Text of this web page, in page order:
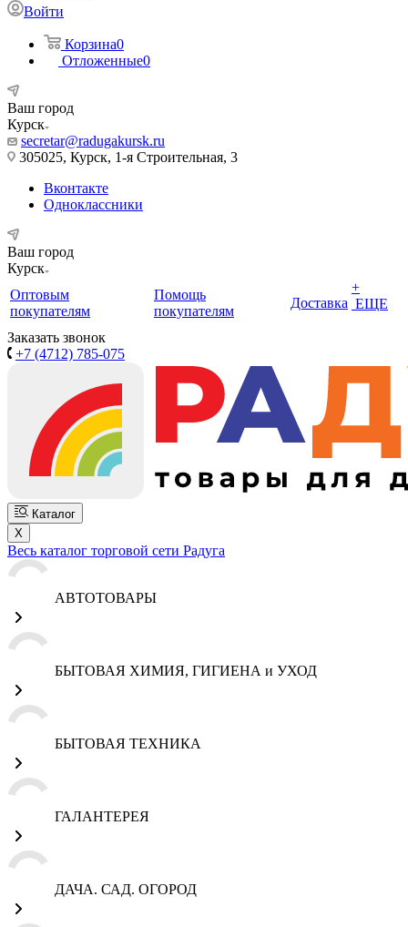
Войти
Корзина0
Отложенные0
Ваш город
Курск
secretar@radugakursk.ru
305025, Курск, 1-я Строительная, 3
Вконтакте
Одноклассники
Ваш город
Курск
Оптовым
покупателям
Помощь
покупателям
Доставка
+
ЕЩЕ
Заказать звонок
+7 (4712) 785-075
Каталог
X
Весь каталог торговой сети Радуга
АВТОТОВАРЫ
БЫТОВАЯ ХИМИЯ, ГИГИЕНА и УХОД
БЫТОВАЯ ТЕХНИКА
ГАЛАНТЕРЕЯ
ДАЧА. САД. ОГОРОД